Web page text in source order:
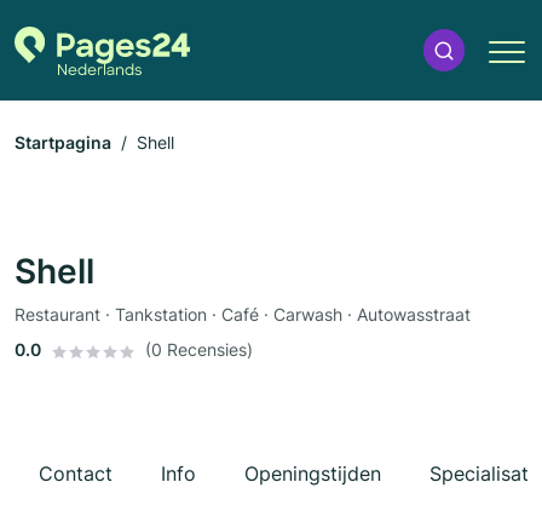
Startpagina Shell
Shell
Restaurant · Tankstation · Café · Carwash · Autowasstraat
0.0
(0 Recensies)
Contact Info Openingstijden